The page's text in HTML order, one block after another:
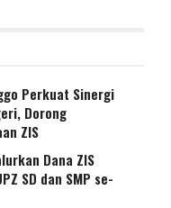
Perkuat Sinergi
Dorong
ZIS
Dana ZIS
SD dan SMP se-